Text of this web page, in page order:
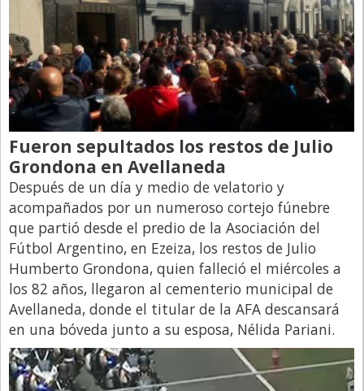
Fueron sepultados los restos de Julio
Grondona en Avellaneda
Después de un día y medio de velatorio y
acompañados por un numeroso cortejo fúnebre
que partió desde el predio de la Asociación del
Fútbol Argentino, en Ezeiza, los restos de Julio
Humberto Grondona, quien falleció el miércoles a
los 82 años, llegaron al cementerio municipal de
Avellaneda, donde el titular de la AFA descansará
en una bóveda junto a su esposa, Nélida Pariani.